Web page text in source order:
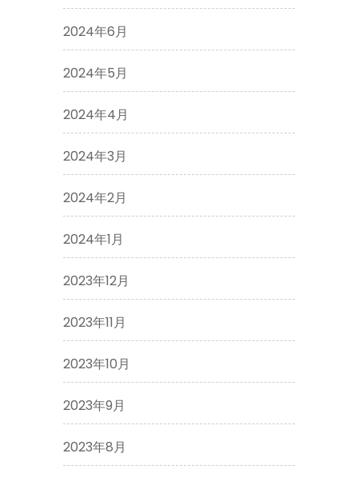
2024年6月
2024年5月
2024年4月
2024年3月
2024年2月
2024年1月
2023年12月
2023年11月
2023年10月
2023年9月
2023年8月